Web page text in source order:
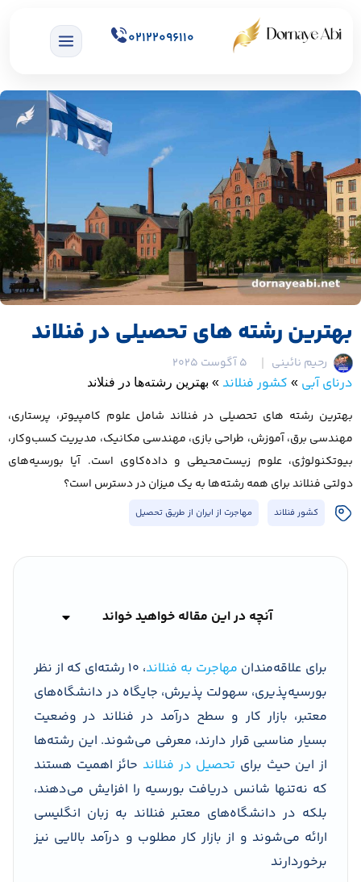
02122096110
بهترین رشته های تحصیلی در فنلاند
رحیم نائینی 5 آگوست 2025
درنای آبی » کشور فنلاند » بهترین رشته‌ها در فنلاند
بهترین رشته های تحصیلی در فنلاند شامل علوم کامپیوتر، پرستاری،
مهندسی برق، آموزش، طراحی بازی، مهندسی مکانیک، مدیریت کسب‌وکار،
بیوتکنولوژی، علوم زیست‌محیطی و داده‌کاوی است. آیا بورسیه‌های
دولتی فنلاند برای همه رشته‌ها به یک میزان در دسترس است؟
کشور فنلاند مهاجرت از ایران از طریق تحصیل
آنچه در این مقاله خواهید خواند
برای علاقه‌مندان مهاجرت به فنلاند
، ۱۰ رشته‌ای که از نظر
بورسیه‌پذیری، سهولت پذیرش، جایگاه در دانشگاه‌های
معتبر، بازار کار و سطح درآمد در فنلاند در وضعیت
بسیار مناسبی قرار دارند، معرفی می‌شوند. این رشته‌ها
از این حیث برای تحصیل در فنلاند حائز اهمیت هستند
که نه‌تنها شانس دریافت بورسیه را افزایش می‌دهند،
بلکه در دانشگاه‌های معتبر فنلاند به زبان انگلیسی
ارائه می‌شوند و از بازار کار مطلوب و درآمد بالایی نیز
برخوردارند